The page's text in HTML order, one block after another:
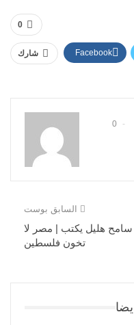
0
شارك Facebook
0
السابق بوست
سامح هليل يكتب | مصر لا
تخون فلسطين